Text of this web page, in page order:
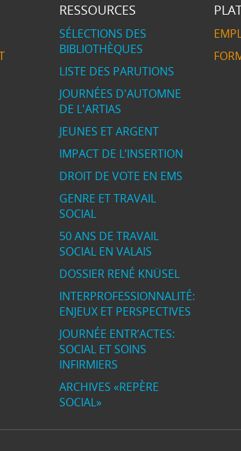
RESSOURCES
SÉLECTIONS DES
BIBLIOTHÈQUES
LISTE DES PARUTIONS
JOURNÉES D'AUTOMNE
DE L'ARTIAS
JEUNES ET ARGENT
IMPACT DE L’INSERTION
DROIT DE VOTE EN EMS
GENRE ET TRAVAIL
SOCIAL
50 ANS DE TRAVAIL
SOCIAL EN VALAIS
DOSSIER RENÉ KNÜSEL
INTERPROFESSIONNALITÉ:
ENJEUX ET PERSPECTIVES
JOURNÉE ENTR’ACTES:
SOCIAL ET SOINS
INFIRMIERS
ARCHIVES «REPÈRE
SOCIAL»